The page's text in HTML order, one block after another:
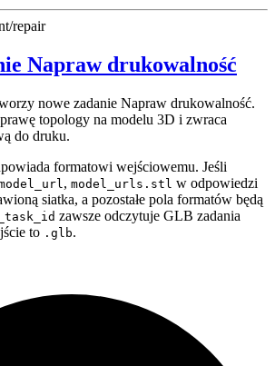
repair
Napraw drukowalność
nowe zadanie Napraw drukowalność.
topology na modelu 3D i zwraca
do druku.
formatowi wejściowemu. Jeśli
, model_urls.stl w odpowiedzi
siatka, a pozostałe pola formatów będą
zawsze odczytuje GLB zadania
to .glb.